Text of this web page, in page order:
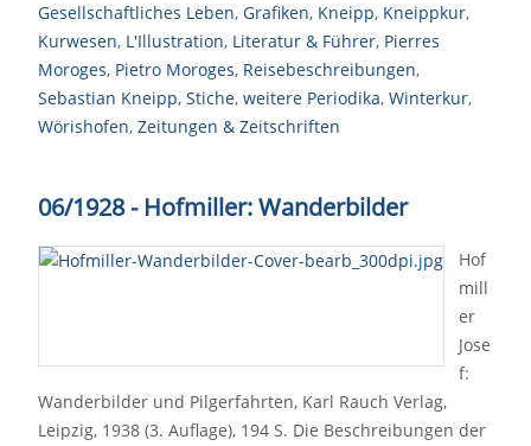
Gesellschaftliches Leben, Grafiken, Kneipp, Kneippkur,
Kurwesen, L'Illustration, Literatur & Führer, Pierres
Moroges, Pietro Moroges, Reisebeschreibungen,
Sebastian Kneipp, Stiche, weitere Periodika, Winterkur,
Wörishofen, Zeitungen & Zeitschriften
06/1928 - Hofmiller: Wanderbilder
Hof
mill
er
Jose
f:
Wanderbilder und Pilgerfahrten, Karl Rauch Verlag,
Leipzig, 1938 (3. Auflage), 194 S. Die Beschreibungen der